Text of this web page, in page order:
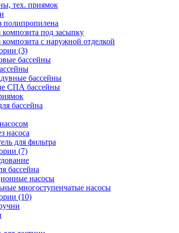
тех. приямок
полипропилена
композита под засыпку
композита с наружной отделкой
(3)
бассейны
бассейны
СПА бассейны
бассейна
насоса
для фильтра
(7)
бассейна
насосы
многоступенчатые насосы
(10)